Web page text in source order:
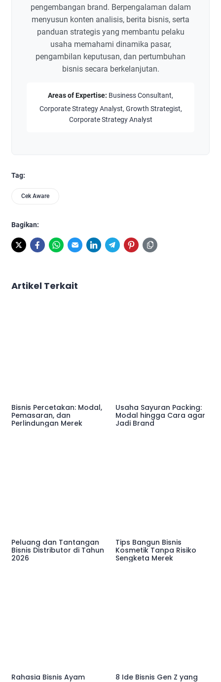
pengembangan brand. Berpengalaman dalam
menyusun konten analisis, berita bisnis, serta
panduan strategis yang membantu pelaku
usaha memahami dinamika pasar,
pengambilan keputusan, dan pertumbuhan
bisnis secara berkelanjutan.
Areas of Expertise: Business Consultant,
Corporate Strategy Analyst, Growth Strategist,
Corporate Strategy Analyst
Tag:
Cek Aware
Bagikan:
Artikel Terkait
Bisnis Percetakan: Modal,
Pemasaran, dan
Perlindungan Merek
Usaha Sayuran Packing:
Modal hingga Cara agar
Jadi Brand
Peluang dan Tantangan
Bisnis Distributor di Tahun
2026
Tips Bangun Bisnis
Kosmetik Tanpa Risiko
Sengketa Merek
Rahasia Bisnis Ayam
8 Ide Bisnis Gen Z yang